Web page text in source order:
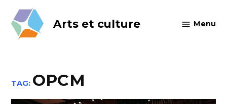
content
Arts et culture Menu
TAG: OPCM